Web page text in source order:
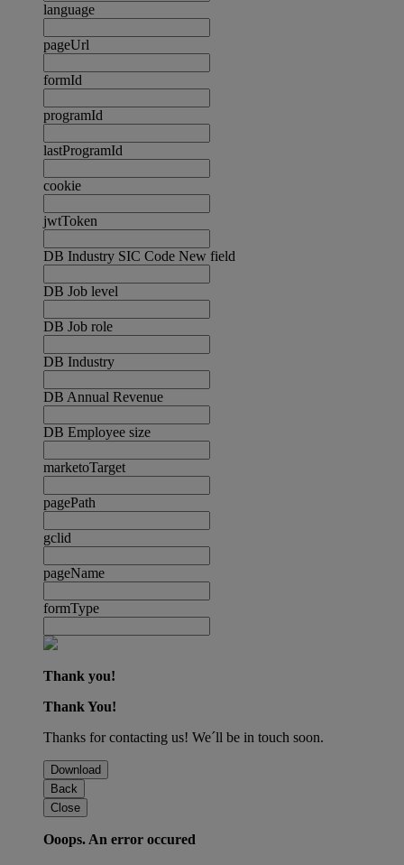
language
pageUrl
formId
programId
lastProgramId
cookie
jwtToken
DB Industry SIC Code New field
DB Job level
DB Job role
DB Industry
DB Annual Revenue
DB Employee size
marketoTarget
pagePath
gclid
pageName
formType
Thank you!
Thank You!
Thanks for contacting us! We´ll be in touch soon.
Download
Back
Close
Ooops. An error occured